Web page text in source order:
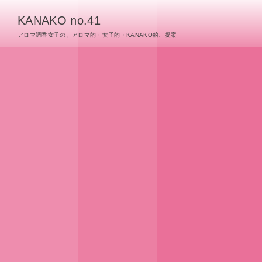
KANAKO no.41
アロマ調香女子の、アロマ的・女子的・KANAKO的、提案